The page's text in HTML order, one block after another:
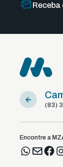
(83)
Encontre a